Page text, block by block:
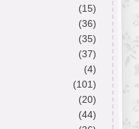
(15)
(36)
(35)
(37)
(4)
(101)
(20)
(44)